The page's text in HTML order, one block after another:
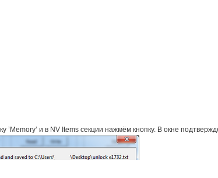
’Memory’ и в NV Items секции нажмём кнопку. В окне